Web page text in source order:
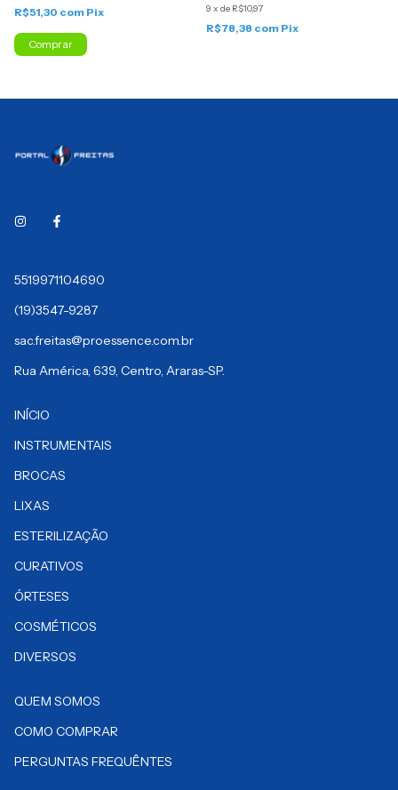
R$51,30 com Pix
Comprar
9 x de R$10,97
R$78,38 com Pix
5519971104690
(19)3547-9287
sac.freitas@proessence.com.br
Rua América, 639, Centro, Araras-SP.
INÍCIO
INSTRUMENTAIS
BROCAS
LIXAS
ESTERILIZAÇÃO
CURATIVOS
ÓRTESES
COSMÉTICOS
DIVERSOS
QUEM SOMOS
COMO COMPRAR
PERGUNTAS FREQUÊNTES